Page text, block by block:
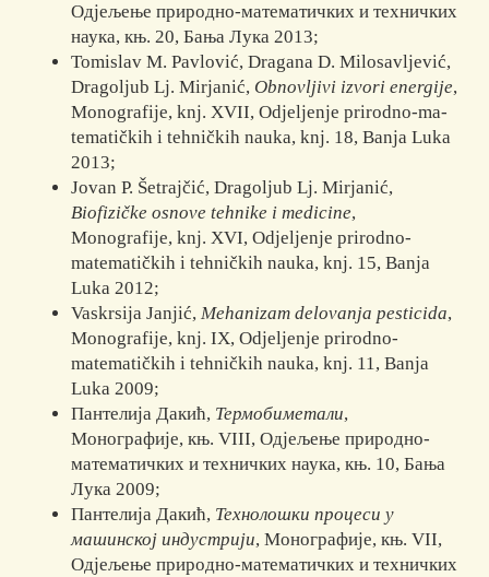
Одјељење природно-математичких и техничких
наука, књ. 20, Бања Лука 2013;
Tomislav M. Pavlović, Dragana D. Milosavljević,
Dragoljub Lj. Mirjanić, Obnovljivi izvori energije,
Monografije, knj. XVII, Odjeljenje prirodno-ma­­
te­­ma­tičkih i tehničkih nauka, knj. 18, Banja Luka
2013;
Jovan P. Šetrajčić, Dragoljub Lj. Mirjanić,
Biofizičke osnove tehnike i me­di­ci­ne,
Monografije, knj. XVI, Odjeljenje prirodno-
matematičkih i tehničkih nauka, knj. 15, Banja
Luka 2012;
Vaskrsija Janjić,Mehanizam delovanja pesticida,
Monografije, knj. IX, Odje­­lje­nje prirodno-
matematičkih i tehničkih nauka, knj. 11, Banja
Luka 2009;
Пантелија Дакић, Термобиметали,
Монографије, књ. VIII, Одјељење при­родно-
математичких и техничких наука, књ. 10, Бања
Лука 2009;
Пантелија Дакић, Технолошки процеси у
машинској индустрији, Мо­но­­гра­фије, књ. VII,
Одјељење природно-математичких и техничких